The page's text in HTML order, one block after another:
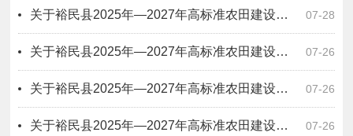
07-28
关于裕民县2025年—2027年高标准农田建设项目二标段无拖欠农民工工资情况公示
07-26
关于裕民县2025年—2027年高标准农田建设项目一标段无拖欠农民工工资情况公示
07-26
关于裕民县2025年—2027年高标准农田建设项目十一标段无拖欠农民工工资情况公示
07-26
关于裕民县2025年—2027年高标准农田建设项目十标段无拖欠农民工工资情况公示